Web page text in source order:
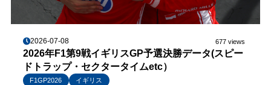
2026-07-08 677 views
2026年F1第9戦イギリスGP予選決勝データ(スピー
ドトラップ・セクタータイムetc）
F1GP2026
イギリス